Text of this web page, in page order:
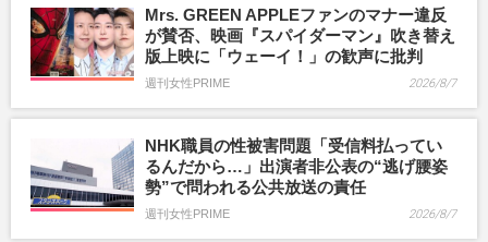
Mrs. GREEN APPLEファンのマナー違反
が賛否、映画『スパイダーマン』吹き替え
版上映に「ウェーイ！」の歓声に批判
週刊女性PRIME 2026/8/7
NHK職員の性被害問題「受信料払ってい
るんだから…」出演者非公表の“逃げ腰姿
勢”で問われる公共放送の責任
週刊女性PRIME 2026/8/7